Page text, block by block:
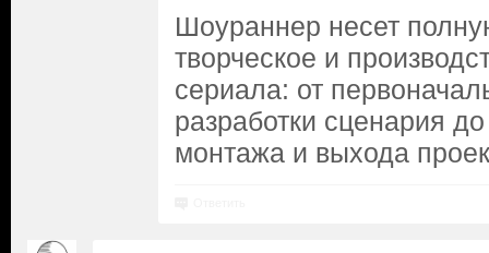
Шоураннер несет
творческое и
сериала: от
разработки сценария
монтажа и выхода